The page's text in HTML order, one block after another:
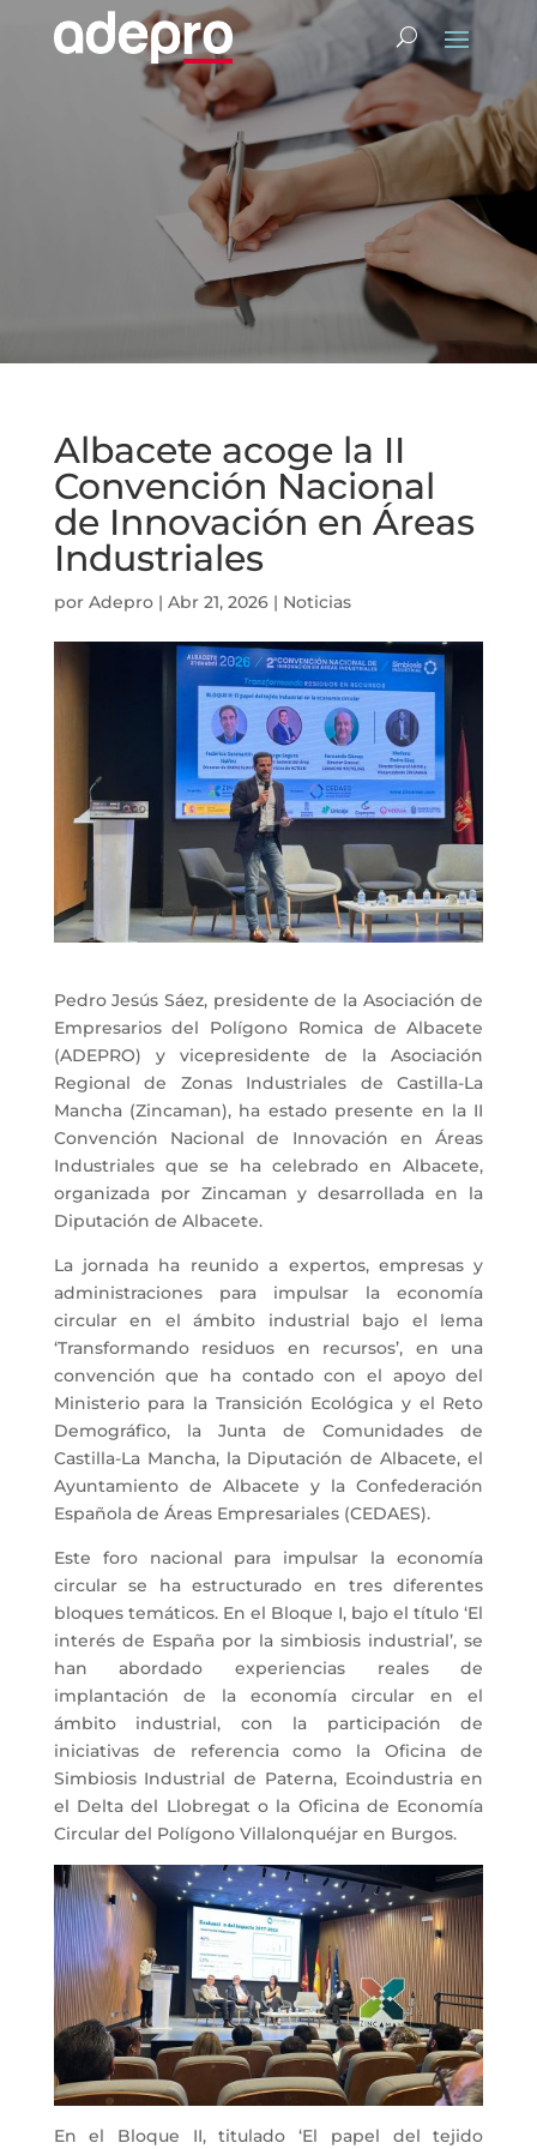
Albacete acoge la II
Convención Nacional
de Innovación en Áreas
Industriales
por Adepro| Abr 21, 2026| Noticias
Pedro Jesús Sáez, presidente de la Asociación de
Empresarios del Polígono Romica de Albacete
(ADEPRO) y vicepresidente de la Asociación
Regional de Zonas Industriales de Castilla-La
Mancha (Zincaman), ha estado presente en la II
Convención Nacional de Innovación en Áreas
Industriales que se ha celebrado en Albacete,
organizada por Zincaman y desarrollada en la
Diputación de Albacete.
La jornada ha reunido a expertos, empresas y
administraciones para impulsar la economía
circular en el ámbito industrial bajo el lema
‘Transformando residuos en recursos’, en una
convención que ha contado con el apoyo del
Ministerio para la Transición Ecológica y el Reto
Demográfico, la Junta de Comunidades de
Castilla-La Mancha, la Diputación de Albacete, el
Ayuntamiento de Albacete y la Confederación
Española de Áreas Empresariales (CEDAES).
Este foro nacional para impulsar la economía
circular se ha estructurado en tres diferentes
bloques temáticos. En el Bloque I, bajo el título ‘El
interés de España por la simbiosis industrial’, se
han abordado experiencias reales de
implantación de la economía circular en el
ámbito industrial, con la participación de
iniciativas de referencia como la Oficina de
Simbiosis Industrial de Paterna, Ecoindustria en
el Delta del Llobregat o la Oficina de Economía
Circular del Polígono Villalonquéjar en Burgos.
En el Bloque II, titulado ‘El papel del tejido